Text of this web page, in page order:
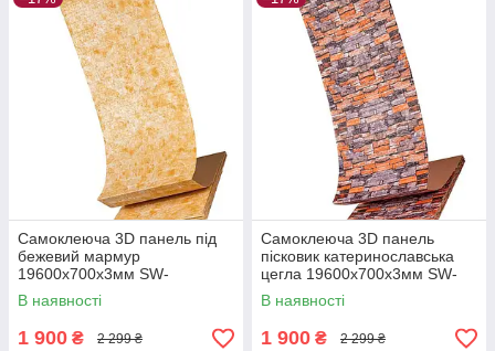
Самоклеюча 3D панель під
бежевий мармур
19600x700x3мм SW-
00001473
В наявності
1 900 ₴ 2 299 ₴
Самоклеюча 3D панель
пісковик катеринославська
цегла 19600x700x3мм SW-
00001735
В наявності
1 900 ₴ 2 299 ₴